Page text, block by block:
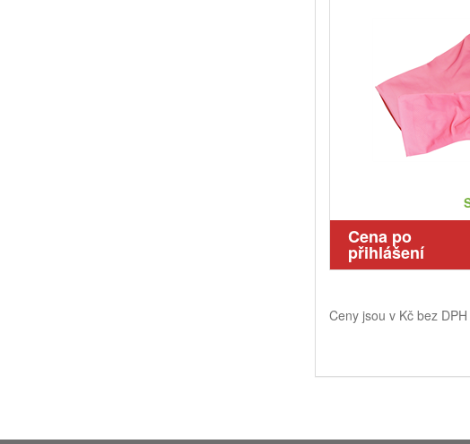
Cena po
přihlášení
Ceny jsou v Kč bez DPH